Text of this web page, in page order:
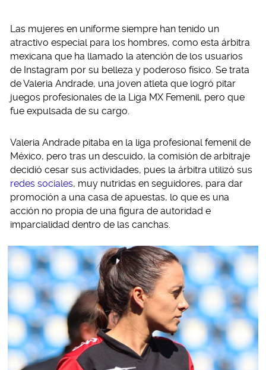
Las mujeres en uniforme siempre han tenido un
atractivo especial para los hombres, como esta árbitra
mexicana que ha llamado la atención de los usuarios
de Instagram por su belleza y poderoso físico. Se trata
de Valeria Andrade, una joven atleta que logró pitar
juegos profesionales de la Liga MX Femenil, pero que
fue expulsada de su cargo.
Valeria Andrade pitaba en la liga profesional femenil de
México, pero tras un descuido, la comisión de arbitraje
decidió cesar sus actividades, pues la árbitra utilizó sus
redes sociales, muy nutridas en seguidores, para dar
promoción a una casa de apuestas, lo que es una
acción no propia de una figura de autoridad e
imparcialidad dentro de las canchas.